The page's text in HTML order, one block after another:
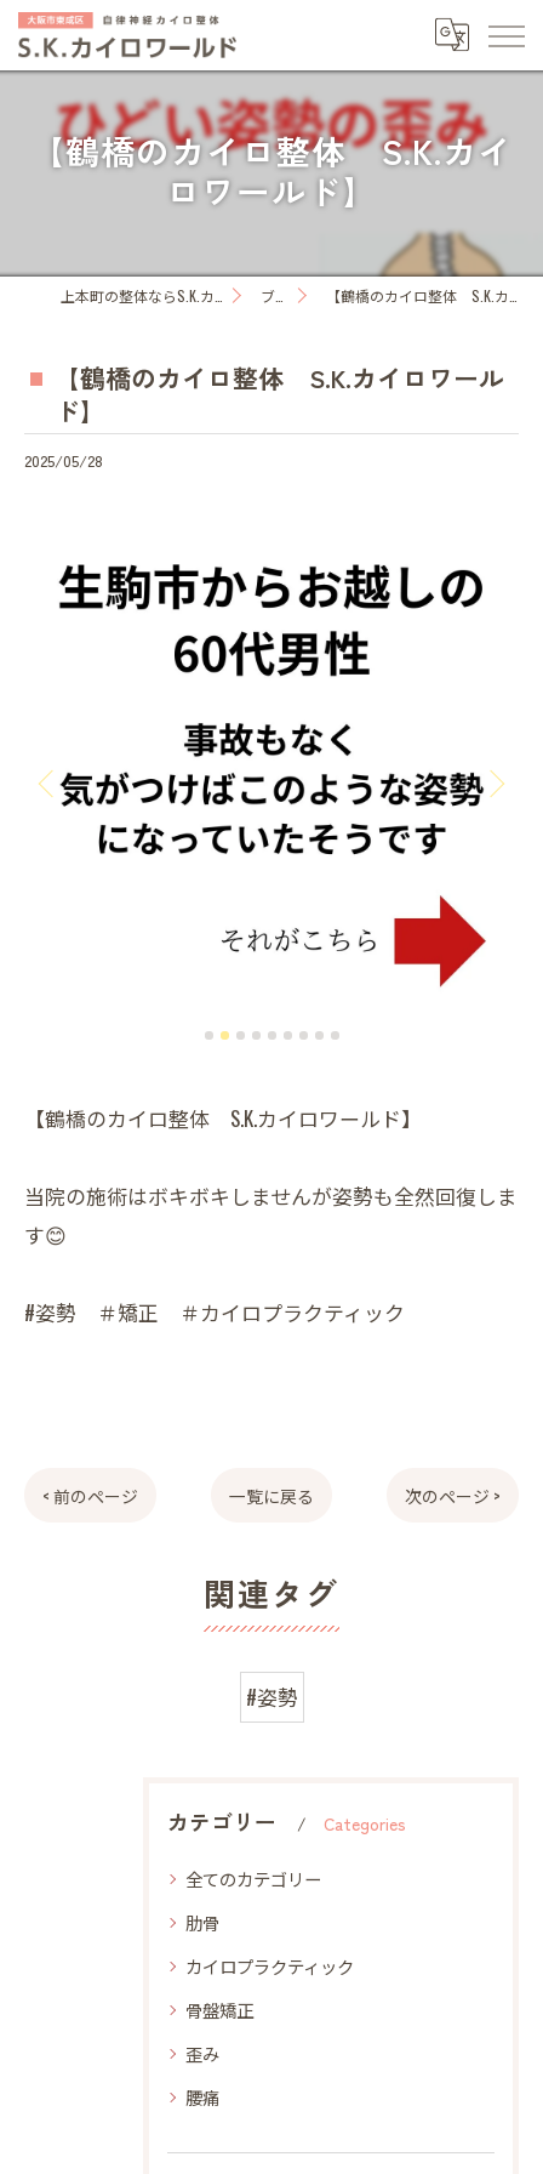
【鶴橋のカイロ整体 S.K.カイ
ロワールド】
ブログ 【鶴橋のカイロ整体 S.K.カイロワールド】
【鶴橋のカイロ整体 S.K.カイロワール
ド】
2025/05/28
【鶴橋のカイロ整体 S.K.カイロワールド】
当院の施術はボキボキしませんが姿勢も全然回復しま
す😊
#姿勢 ＃矯正 ＃カイロプラクティック
< 前のページ 一覧に戻る 次のページ >
関連タグ
#姿勢
カテゴリー Categories
全てのカテゴリー
肋骨
カイロプラクティック
骨盤矯正
歪み
腰痛